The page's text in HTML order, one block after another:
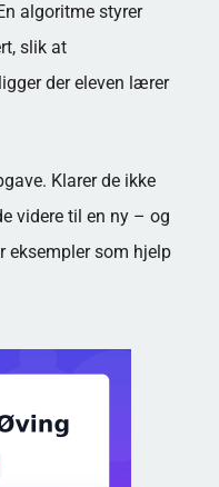
algoritme styrer
slik at
der eleven lærer
Klarer de ikke
videre til en ny – og
eksempler som hjelp